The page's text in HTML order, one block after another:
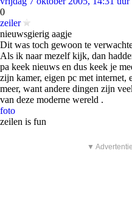
0
zeiler
nieuwsgierig aagje
Dit was toch gewoon te
Als ik naar mezelf kijk, dan
pa keek nieuws en dus keek je
zijn kamer, eigen pc met internet,
meer, want andere dingen zijn
van deze moderne wereld .
foto
zeilen is fun
▼